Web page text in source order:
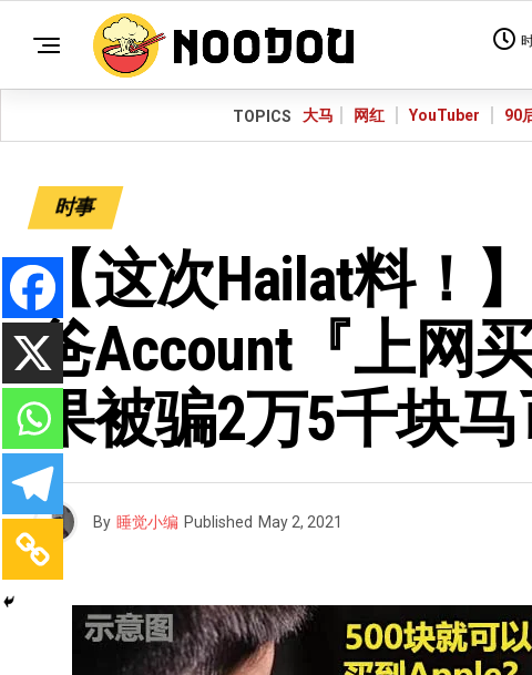
TOPICS 大马 网红 YouTuber 90
时事
【这次Hailat料！
爸account『上网
果被骗2万5千块马
By 睡觉小编 Published May 2, 2021